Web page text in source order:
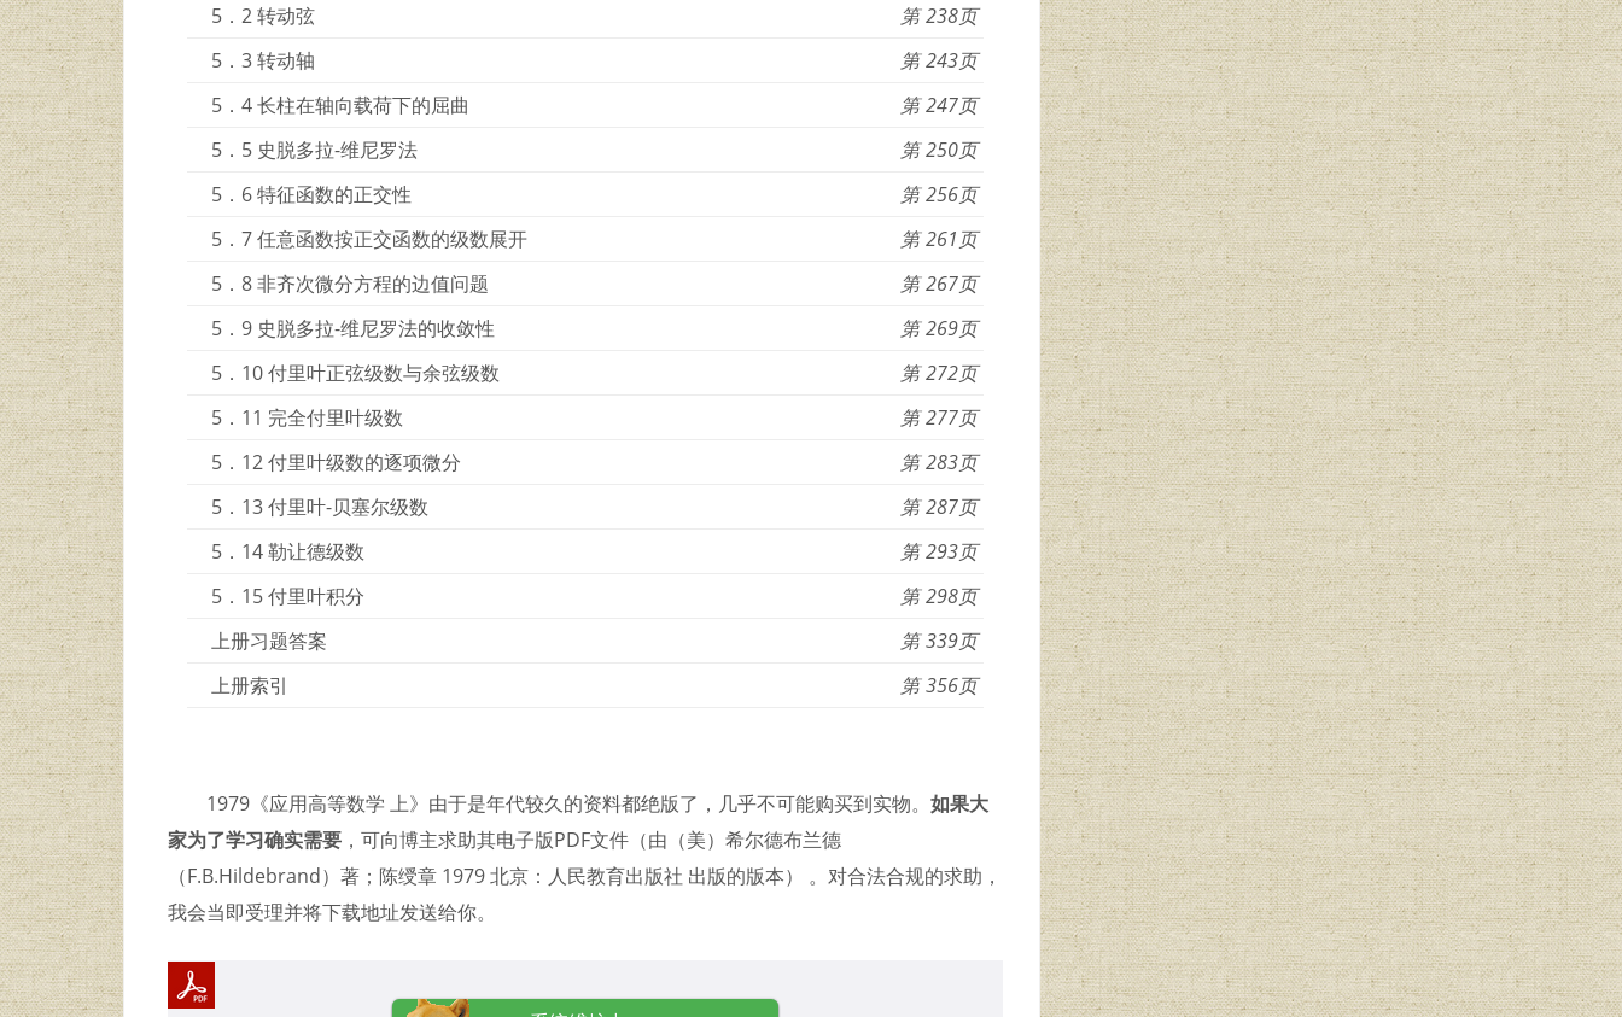
5．2 转动弦
238
5．3 转动轴
243
5．4 长柱在轴向载荷下的屈曲
247
5．5 史脱多拉-维尼罗法
250
5．6 特征函数的正交性
256
5．7 任意函数按正交函数的级数展开
261
5．8 非齐次微分方程的边值问题
267
5．9 史脱多拉-维尼罗法的收敛性
269
5．10 付里叶正弦级数与余弦级数
272
5．11 完全付里叶级数
277
5．12 付里叶级数的逐项微分
283
5．13 付里叶-贝塞尔级数
287
5．14 勒让德级数
293
5．15 付里叶积分
298
上册习题答案
339
上册索引
356
1979《应用高等数学 上》由于是年代较久的资料都绝版了，几乎不可能购买到实物。 如果大
家为了学习确实需要 ，可向博主求助其电子版PDF文件（由（美）希尔德布兰德
（F.B.Hildebrand）著；陈绶章 1979 北京：人民教育出版社 出版的版本） 。对合法合规的求助，
我会当即受理并将下载地址发送给你。